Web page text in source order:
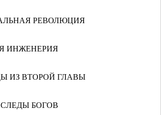
РЕВОЛЮЦИЯ
ИНЖЕНЕРИЯ
ИЗ ВТОРОЙ ГЛАВЫ
СЛЕДЫ БОГОВ